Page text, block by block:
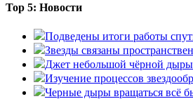
Top 5: Новости
Подведены итоги работы
Звезды связаны
Джет небольшой чёрной
Изучение процессов
Черные дыры вращаться всё